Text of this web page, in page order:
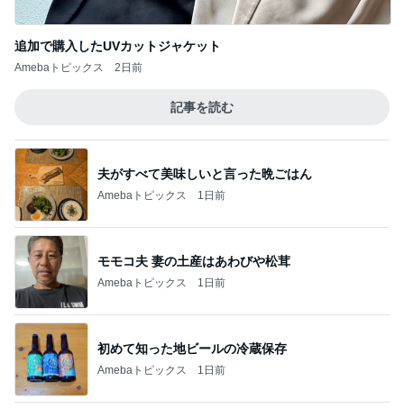
1日前
Amebaトピックス 1日前
初めて知った地ビールの冷蔵保存
Amebaトピックス 1日前
いるかやかめに手足が生えた娘の絵
Amebaトピックス 1日前